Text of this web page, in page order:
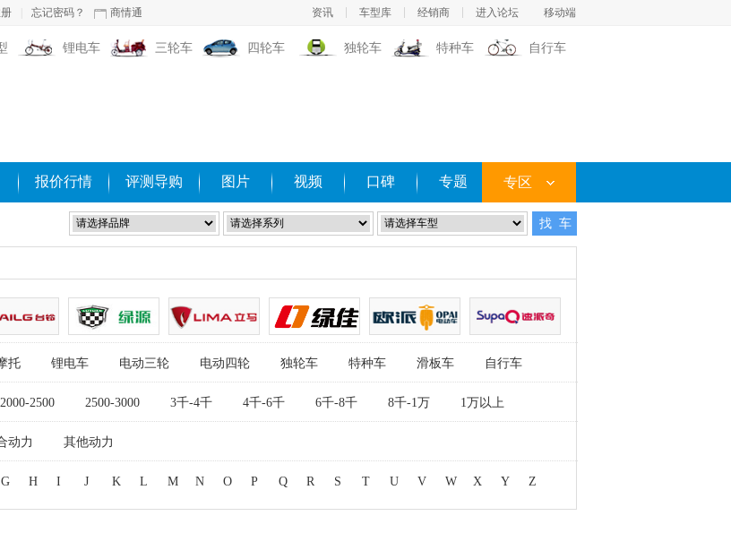
资讯 车型库 经销商 进入论坛 移动端
忘记密码？ 商情通
锂电车 三轮车 四轮车 独轮车 特种车 自行车
报价行情 评测导购 图片 视频 口碑 专题 专区
找 车
托 锂电车 电动三轮 电动四轮 独轮车 特种车 滑板车 自行车
2000-2500 2500-3000 3千-4千 4千-6千 6千-8千 8千-1万 1万以上
动力 其他动力
G H I J K L M N O P Q R S T U V W X Y Z